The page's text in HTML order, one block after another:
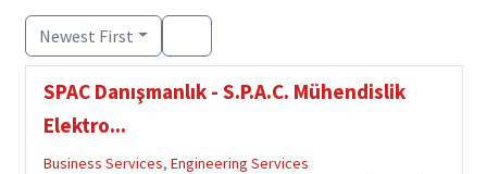
Newest First
SPAC Danışmanlık - S.P.A.C. Mühendislik
Elektro...
Business Services, Engineering Services